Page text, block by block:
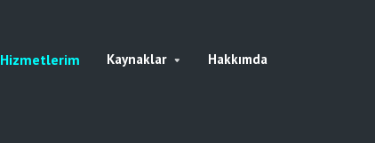
Hizmetlerim Kaynaklar Hakkımda